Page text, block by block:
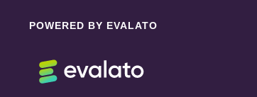
POWERED BY EVALATO